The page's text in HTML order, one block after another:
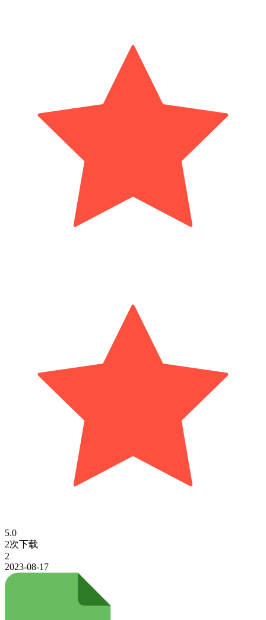
5.0
2次下载
2
2023-08-17